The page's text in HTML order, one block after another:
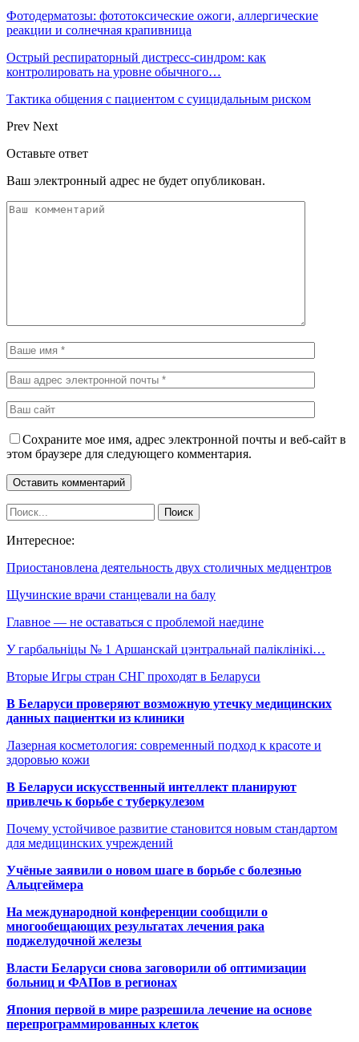
Фотодерматозы: фототоксические ожоги, аллергические
реакции и солнечная крапивница
Острый респираторный дистресс-синдром: как
контролировать на уровне обычного…
Тактика общения с пациентом с суицидальным риском
Prev Next
Оставьте ответ
Ваш электронный адрес не будет опубликован.
Сохраните мое имя, адрес электронной почты и веб-сайт в
этом браузере для следующего комментария.
Интересное:
Приостановлена деятельность двух столичных медцентров
Щучинские врачи станцевали на балу
Главное — не оставаться с проблемой наедине
У гарбальніцы № 1 Аршанскай цэнтральнай паліклінікі…
Вторые Игры стран СНГ проходят в Беларуси
В Беларуси проверяют возможную утечку медицинских
данных пациентки из клиники
Лазерная косметология: современный подход к красоте и
здоровью кожи
В Беларуси искусственный интеллект планируют
привлечь к борьбе с туберкулезом
Почему устойчивое развитие становится новым стандартом
для медицинских учреждений
Учёные заявили о новом шаге в борьбе с болезнью
Альцгеймера
На международной конференции сообщили о
многообещающих результатах лечения рака
поджелудочной железы
Власти Беларуси снова заговорили об оптимизации
больниц и ФАПов в регионах
Япония первой в мире разрешила лечение на основе
перепрограммированных клеток